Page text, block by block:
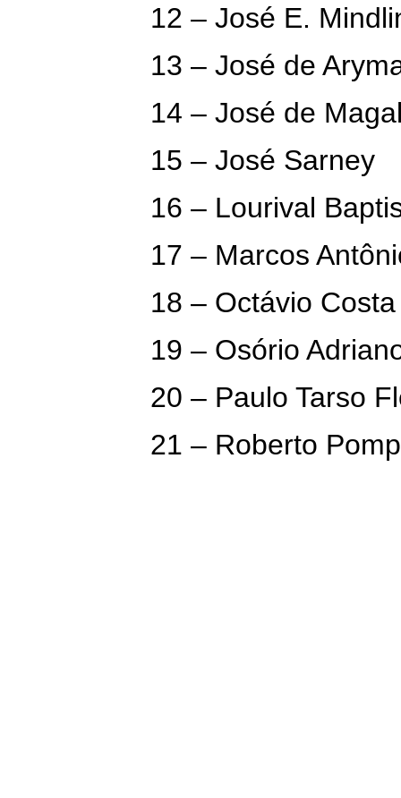
12 – José E.
13 – José de
14 – José de
15 – José Sarney
16 – Lourival
17 – Marcos
18 – Octávio Costa
19 – Osório
20 – Paulo Tarso
21 – Roberto